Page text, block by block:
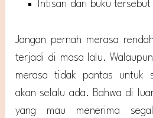
Intisari dari buku
Jangan pernah merasa
terjadi di masa lalu.
merasa tidak pantas untuk
akan selalu ada. Bahwa di
yang mau menerima